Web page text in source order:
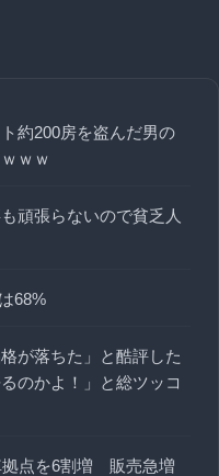
約200房を盗んだ男の
ｗｗ
頑張らないので貧乏人
68%
が落ちた」と酷評した
のかよ！」と総ツッコ
拠点を6割増 販売急増